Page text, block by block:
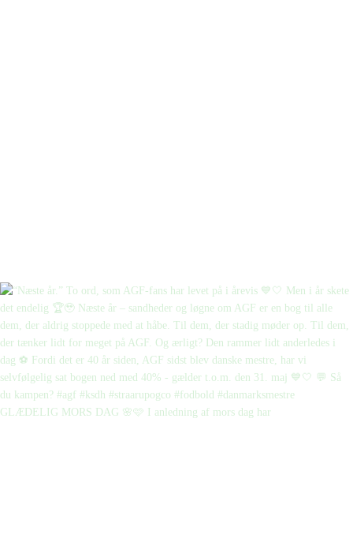
GLÆDELIG MORS DAG 🌸🩷 I anledning af mors dag har